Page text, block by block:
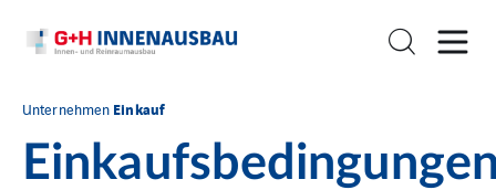
Unternehmen Einkauf